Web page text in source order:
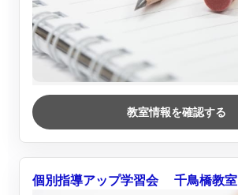
教室情報を確認する
個別指導アップ学習会 千鳥橋教室